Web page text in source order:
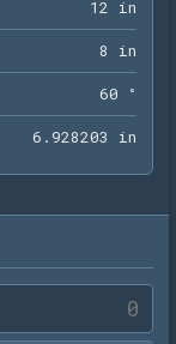
12 in
8 in
60 °
6 . 928203 in